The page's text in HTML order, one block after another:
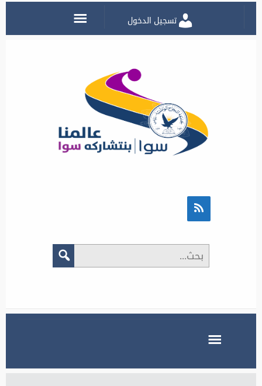
تسجيل الدخول